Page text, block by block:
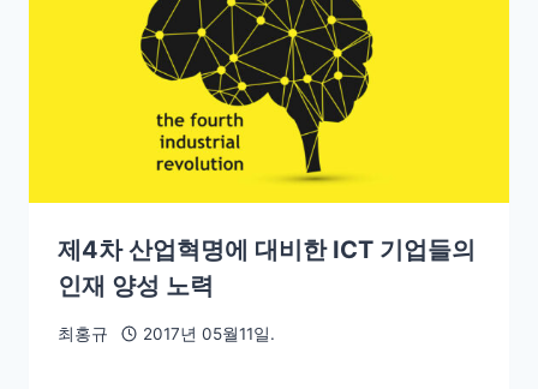
제4차 산업혁명에 대비한 ICT 기업들의
인재 양성 노력
최홍규 2017년 05월11일.